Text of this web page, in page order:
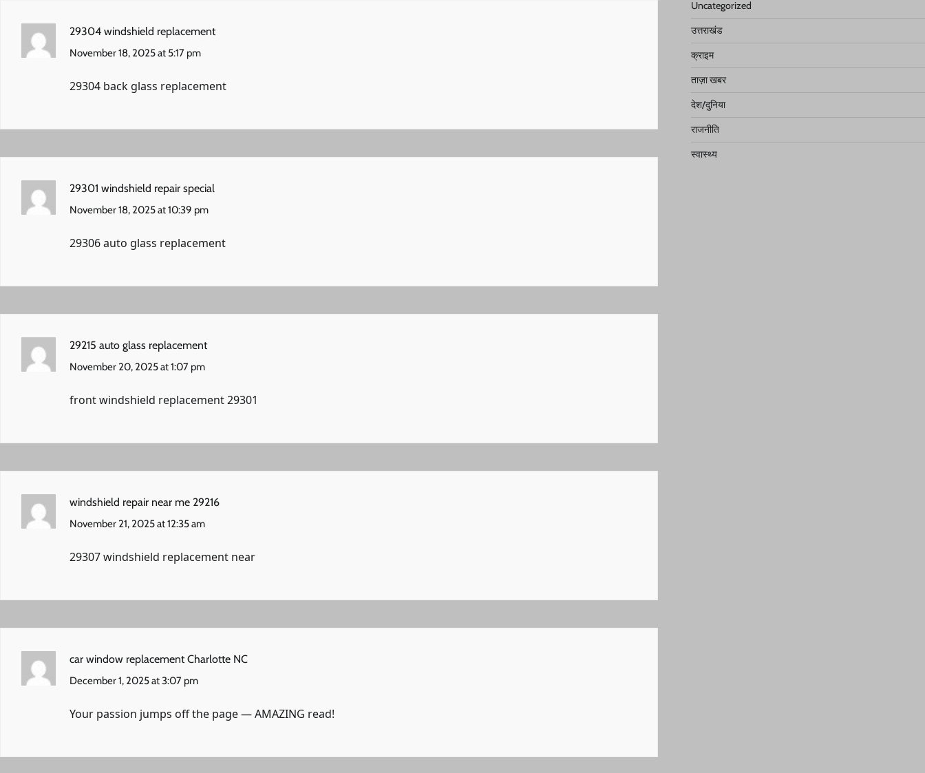
29304 windshield replacement
November 18, 2025 at 5:17 pm
29304 back glass replacement
29301 windshield repair special
November 18, 2025 at 10:39 pm
29306 auto glass replacement
29215 auto glass replacement
November 20, 2025 at 1:07 pm
front windshield replacement 29301
windshield repair near me 29216
November 21, 2025 at 12:35 am
29307 windshield replacement near
car window replacement Charlotte NC
December 1, 2025 at 3:07 pm
Your passion jumps off the page — AMAZING read!
Uncategorized
उत्तराखंड
क्राइम
ताज़ा खबर
देश/दुनिया
राजनीति
स्वास्थ्य